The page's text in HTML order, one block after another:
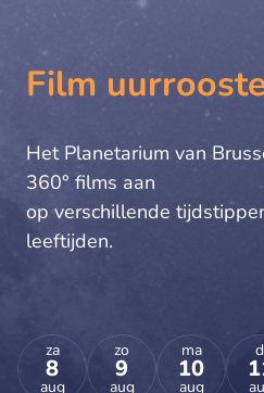
Film
Het Planetarium van
360° films aan
op verschillende
leeftijden.
za
8
aug
zo
9
aug
ma
10
aug